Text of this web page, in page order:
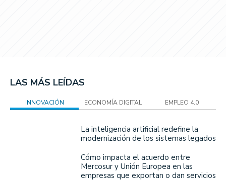
LAS MÁS LEÍDAS
INNOVACIÓN ECONOMÍA DIGITAL EMPLEO 4.0
La inteligencia artificial redefine la
modernización de los sistemas legados
Cómo impacta el acuerdo entre
Mercosur y Unión Europea en las
empresas que exportan o dan servicios